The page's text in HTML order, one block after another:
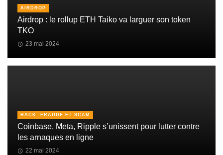
AIRDROP
Airdrop : le rollup ETH Taiko va larguer son token
TKO
23 mai 2024
HACK, FRAUDE ET SCAM
Coinbase, Meta, Ripple s’unissent pour lutter contre
les arnaques en ligne
22 mai 2024